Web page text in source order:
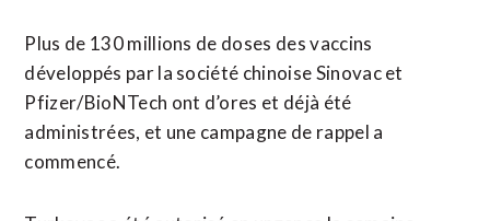
Plus de 130 millions de doses des vaccins
développés par la société chinoise Sinovac et
Pfizer/BioNTech ont d’ores et déjà été
administrées, et une campagne de rappel a
commencé.